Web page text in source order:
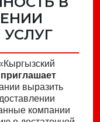
приглашает
выразить
компании